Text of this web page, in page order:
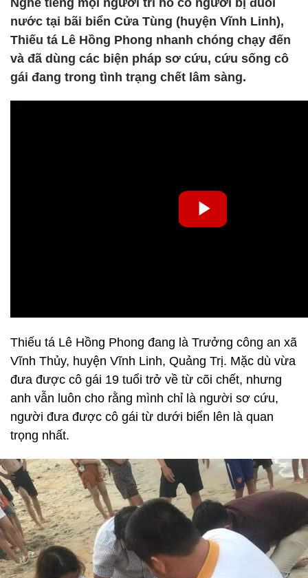
Nghe tiếng mọi người tri hô có người bị đuối
nước tại bãi biển Cửa Tùng (huyện Vĩnh Linh),
Thiếu tá Lê Hồng Phong nhanh chóng chạy đến
và đã dùng các biện pháp sơ cứu, cứu sống cô
gái đang trong tình trạng chết lâm sàng.
Thiếu tá Lê Hồng Phong đang là Trưởng công an xã
Vĩnh Thủy, huyện Vĩnh Linh, Quảng Trị. Mặc dù vừa
đưa được cô gái 19 tuổi trở về từ cõi chết, nhưng
anh vẫn luôn cho rằng mình chỉ là người sơ cứu,
người đưa được cô gái từ dưới biển lên là quan
trọng nhất.